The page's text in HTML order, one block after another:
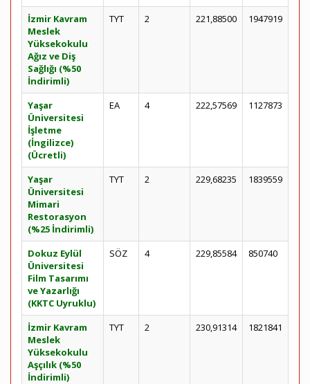
İzmir Kavram
Meslek
Yüksekokulu
Ağız ve Diş
Sağlığı (%50
İndirimli)
TYT 2 221,88500 1947919
Yaşar
Üniversitesi
İşletme
(İngilizce)
(Ücretli)
EA 4 222,57569 1127873
Yaşar
Üniversitesi
Mimari
Restorasyon
(%25 İndirimli)
TYT 2 229,68235 1839559
Dokuz Eylül
Üniversitesi
Film Tasarımı
ve Yazarlığı
(KKTC Uyruklu)
SÖZ 4 229,85584 850740
İzmir Kavram
Meslek
Yüksekokulu
Aşçılık (%50
İndirimli)
TYT 2 230,91314 1821841